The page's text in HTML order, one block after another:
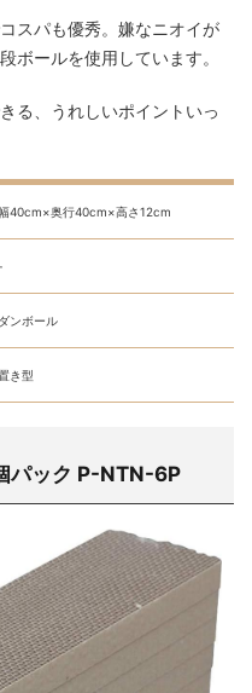
スパも優秀。嫌なニオイが
ボールを使用しています。
る、うれしいポイントいっ
40cm×奥行40cm×高さ12cm
ダンボール
き型
パック P-NTN-6P